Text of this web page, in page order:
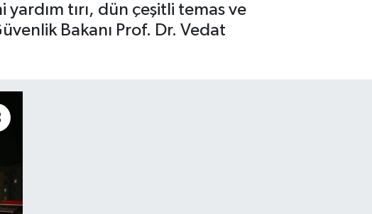
yardım tırı, dün çeşitli temas ve
Bakanı Prof. Dr. Vedat